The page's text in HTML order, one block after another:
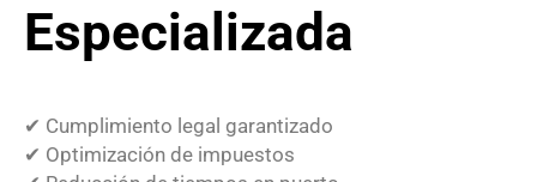
Especializada
✔ Cumplimiento legal garantizado
✔ Optimización de impuestos